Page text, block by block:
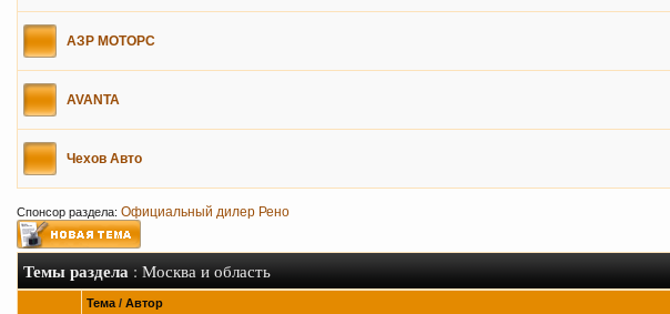
АЗР МОТОРС
AVANTA
Чехов Авто
Спонсор раздела: Официальный дилер Рено
Темы раздела: Москва и область
Тема / Автор